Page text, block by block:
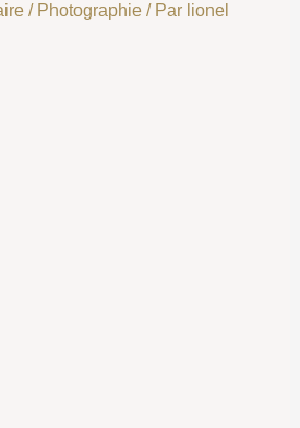
/ Photographie/ Par lionel